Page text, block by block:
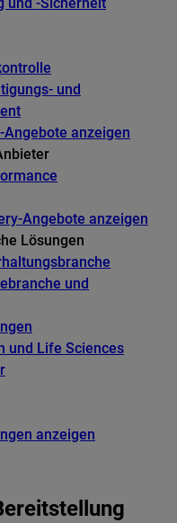
und -Sicherheit
und
anzeigen
Angebote anzeigen
Lösungen
und
und Life Sciences
anzeigen